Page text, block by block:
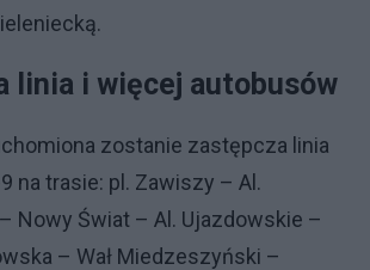
linia i więcej autobusów
zostanie zastępcza linia
na trasie: pl. Zawiszy – Al.
Nowy Świat – Al. Ujazdowskie –
– Wał Miedzeszyński –